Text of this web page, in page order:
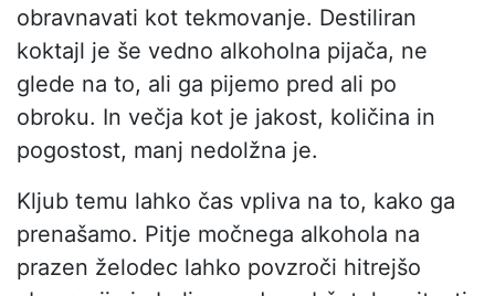
obravnavati kot tekmovanje. Destiliran
koktajl je še vedno alkoholna pijača, ne
glede na to, ali ga pijemo pred ali po
obroku. In večja kot je jakost, količina in
pogostost, manj nedolžna je.
Kljub temu lahko čas vpliva na to, kako ga
prenašamo. Pitje močnega alkohola na
prazen želodec lahko povzroči hitrejšo